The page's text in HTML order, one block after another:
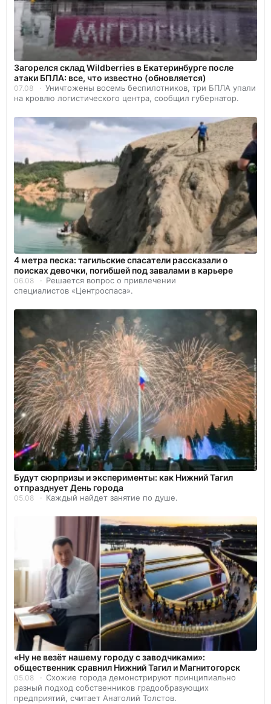
Загорелся склад Wildberries в Екатеринбурге после
атаки БПЛА: все, что известно (обновляется)
07.08
Уничтожены восемь беспилотников, три БПЛА упали
на кровлю логистического центра, сообщил губернатор.
4 метра песка: тагильские спасатели рассказали о
поисках девочки, погибшей под завалами в карьере
06.08
Решается вопрос о привлечении
специалистов «Центроспаса».
Будут сюрпризы и эксперименты: как Нижний Тагил
отпразднует День города
05.08 Каждый найдет занятие по душе.
«Ну не везёт нашему городу с заводчиками»:
общественник сравнил Нижний Тагил и Магнитогорск
05.08
Схожие города демонстрируют принципиально
разный подход собственников градообразующих
предприятий, считает Анатолий Толстов.